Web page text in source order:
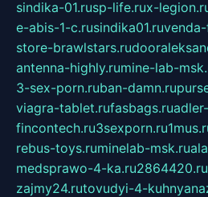
sindika-01.rusp-life.rux-
e-abis-1-c.rusindika01.ru
store-brawlstars.ru
antenna-highly.rumine-lab-
3-sex-porn.ruban-damn.ru
viagra-tablet.rufasbags.ru
fincontech.ru3sexporn.ru
rebus-toys.ruminelab-msk.ru
medsprawo-4-ka.ru2864420.ru
zajmy24.rutovudyi-4-